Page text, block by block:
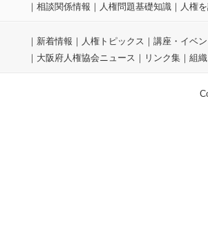
｜ 相談関係情報 ｜ 人権問題基礎知識 ｜ 人権
｜ 新着情報 ｜ 人権トピックス ｜ 講座・イベ
｜ 大阪府人権協会ニュース ｜ リンク集 ｜ 組